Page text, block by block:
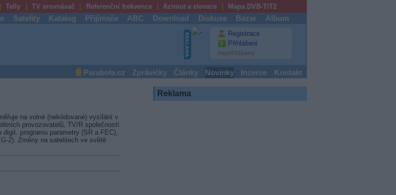
Telly TV srovnávač Referenční frekvence Azimut a elevace Mapa DVB-T/T2
Satelity Katalog Přijímače ABC Download Diskuse Bazar Album
Registrace
Přihlášení
nepřihlášený
Parabola.cz Zprávičky Články Novinky Inzerce Kontakt
na volné (nekódované) vysílání v
provozovatelů, TV/R společností
programu parametry (SR a FEC),
2). Změny na satelitech ve světě
Reklama